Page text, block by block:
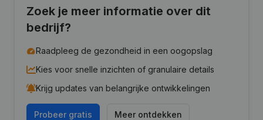
Zoek je meer informatie over dit
bedrijf?
Raadpleeg de gezondheid in een oogopslag
Kies voor snelle inzichten of granulaire details
Krijg updates van belangrijke ontwikkelingen
Probeer gratis Meer ontdekken